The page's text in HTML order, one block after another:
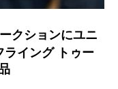
クションにユニ
ライング トゥー